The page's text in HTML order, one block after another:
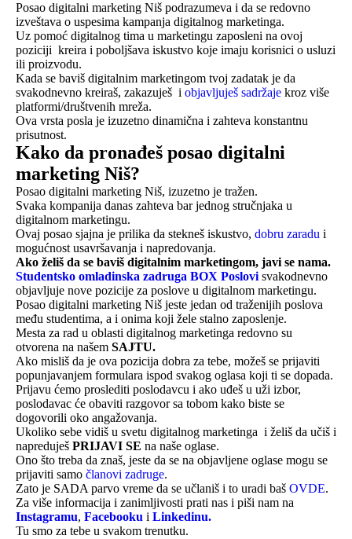
Posao digitalni marketing Niš podrazumeva i da se redovno
izveštava o uspesima kampanja digitalnog marketinga.
Uz pomoć digitalnog tima u marketingu zaposleni na ovoj
poziciji kreira i poboljšava iskustvo koje imaju korisnici o usluzi
ili proizvodu.
Kada se baviš digitalnim marketingom tvoj zadatak je da
svakodnevno kreiraš, zakazuješ i objavljuješ sadržaje kroz više
platformi/društvenih mreža.
Ova vrsta posla je izuzetno dinamična i zahteva konstantnu
prisutnost.
Kako da pronađeš posao digitalni
marketing Niš?
Posao digitalni marketing Niš, izuzetno je tražen.
Svaka kompanija danas zahteva bar jednog stručnjaka u
digitalnom marketingu.
Ovaj posao sjajna je prilika da stekneš iskustvo, dobru zaradu i
mogućnost usavršavanja i napredovanja.
Ako želiš da se baviš digitalnim marketingom, javi se nama.
Studentsko omladinska zadruga BOX Poslovi svakodnevno
objavljuje nove pozicije za poslove u digitalnom marketingu.
Posao digitalni marketing Niš jeste jedan od traženijih poslova
među studentima, a i onima koji žele stalno zaposlenje.
Mesta za rad u oblasti digitalnog marketinga redovno su
otvorena na našem SAJTU.
Ako misliš da je ova pozicija dobra za tebe, možeš se prijaviti
popunjavanjem formulara ispod svakog oglasa koji ti se dopada.
Prijavu ćemo proslediti poslodavcu i ako uđeš u uži izbor,
poslodavac će obaviti razgovor sa tobom kako biste se
dogovorili oko angažovanja.
Ukoliko sebe vidiš u svetu digitalnog marketinga i želiš da učiš i
napreduješ PRIJAVI SE na naše oglase.
Ono što treba da znaš, jeste da se na objavljene oglase mogu se
prijaviti samo članovi zadruge.
Zato je SADA parvo vreme da se učlaniš i to uradi baš OVDE.
Za više informacija i zanimljivosti prati nas i piši nam na
Instagramu, Facebooku i Linkedinu.
Tu smo za tebe u svakom trenutku.